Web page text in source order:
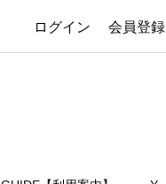
ログイン 会員登録